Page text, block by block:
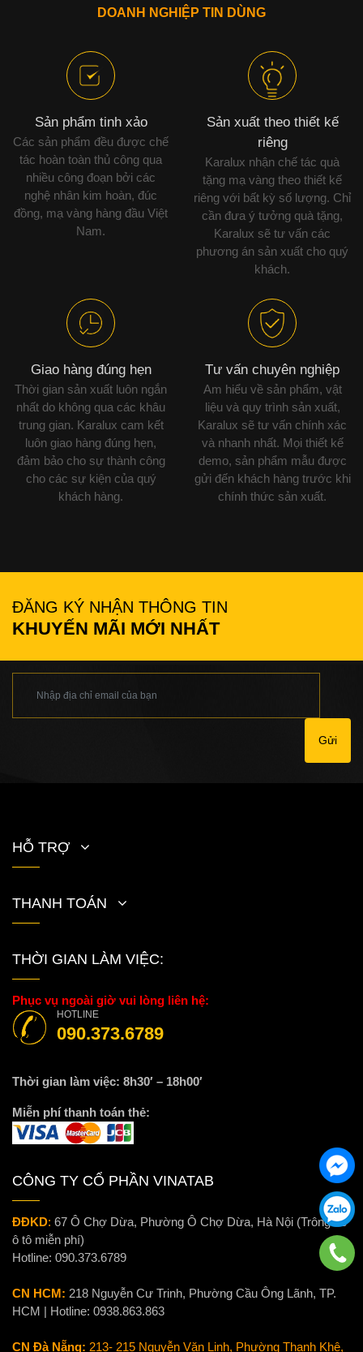
DOANH NGHIỆP TIN DÙNG
Sản phẩm tinh xảo
Các sản phẩm đều được chế
tác hoàn toàn thủ công qua
nhiều công đoạn bởi các
nghệ nhân kim hoàn, đúc
đồng, mạ vàng hàng đầu Việt
Nam.
Sản xuất theo thiết kế
riêng
Karalux nhận chế tác quà
tặng mạ vàng theo thiết kế
riêng với bất kỳ số lượng. Chỉ
cần đưa ý tưởng quà tặng,
Karalux sẽ tư vấn các
phương án sản xuất cho quý
khách.
Giao hàng đúng hẹn
Thời gian sản xuất luôn ngắn
nhất do không qua các khâu
trung gian. Karalux cam kết
luôn giao hàng đúng hẹn,
đảm bảo cho sự thành công
cho các sự kiện của quý
khách hàng.
Tư vấn chuyên nghiệp
Am hiểu về sản phẩm, vật
liệu và quy trình sản xuất,
Karalux sẽ tư vấn chính xác
và nhanh nhất. Mọi thiết kế
demo, sản phẩm mẫu được
gửi đến khách hàng trước khi
chính thức sản xuất.
ĐĂNG KÝ NHẬN THÔNG TIN
KHUYẾN MÃI MỚI NHẤT
Gửi
HỖ TRỢ
THANH TOÁN
THỜI GIAN LÀM VIỆC:
Phục vụ ngoài giờ vui lòng liên hệ:
HOTLINE
090.373.6789
Thời gian làm việc: 8h30′ – 18h00′
Miễn phí thanh toán thẻ:
CÔNG TY CỔ PHẦN VINATAB
ĐĐKD: 67 Ô Chợ Dừa, Phường Ô Chợ Dừa, Hà Nội (Trông xe
ô tô miễn phí)
Hotline: 090.373.6789
CN HCM: 218 Nguyễn Cư Trinh, Phường Cầu Ông Lãnh, TP.
HCM | Hotline: 0938.863.863
CN Đà Nẵng: 213- 215 Nguyễn Văn Linh, Phường Thanh Khê,